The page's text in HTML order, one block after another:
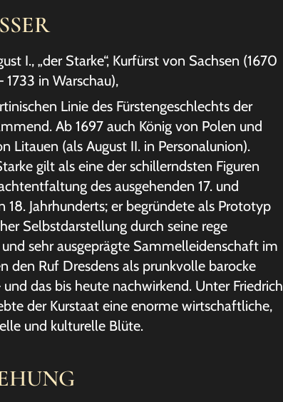
I., „der Starke“, Kurfürst von Sachsen (1670
1733 in Warschau),
Linie des Fürstengeschlechts der
Ab 1697 auch König von Polen und
Litauen (als August II. in Personalunion).
gilt als eine der schillerndsten Figuren
des ausgehenden 17. und
18. Jahrhunderts; er begründete als Prototyp
Selbstdarstellung durch seine rege
sehr ausgeprägte Sammelleidenschaft im
den Ruf Dresdens als prunkvolle barocke
das bis heute nachwirkend. Unter Friedrich
der Kurstaat eine enorme wirtschaftliche,
und kulturelle Blüte.